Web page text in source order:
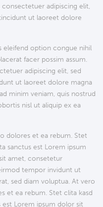
adipiscing elit,
ut laoreet dolore
eleifend option congue nihil
facer possim assum.
adipiscing elit, sed
ut laoreet dolore magna
minim veniam, quis nostrud
nisl ut aliquip ex ea
dolores et ea rebum. Stet
sanctus est Lorem ipsum
amet, consetetur
tempor invidunt ut
sed diam voluptua. At vero
et ea rebum. Stet clita kasd
est Lorem ipsum dolor sit